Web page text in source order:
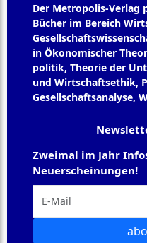
Der Metropolis-Verlag
Bücher im Bereich
in Ökonomischer
politik, Theorie der
und Wirtschaftsethik,
Gesellschaftsanalyse,
Zweimal im Jahr
Neuerscheinungen!